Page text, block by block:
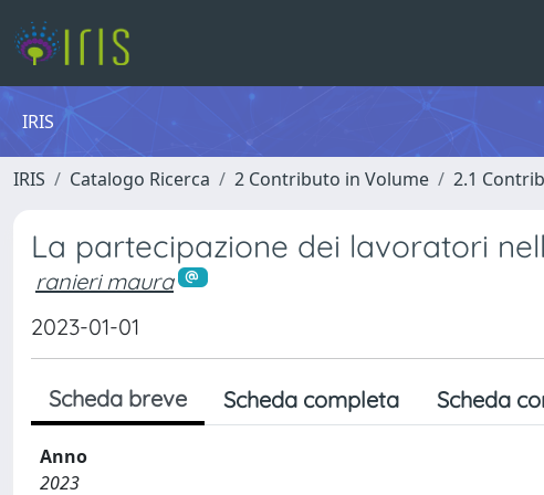
IRIS
IRIS Catalogo Ricerca 2 Contributo in Volume 2.1
La partecipazione dei lavoratori
ranieri maura
2023-01-01
Scheda breve Scheda completa Scheda
Anno
2023